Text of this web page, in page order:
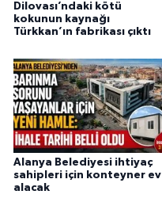
Dilovası’ndaki kötü
kokunun kaynağı
Türkkan’ın fabrikası çıktı
Alanya Belediyesi ihtiyaç
sahipleri için konteyner ev
alacak